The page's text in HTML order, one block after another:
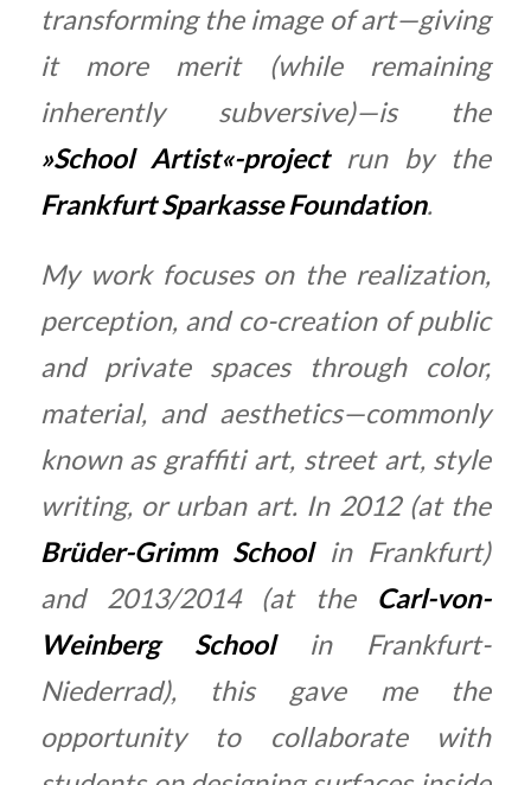
transforming the image of art—giving
it more merit (while remaining
inherently subversive)—is the
»School Artist«-projectrun by the
Frankfurt Sparkasse Foundation.
My work focuses on the realization,
perception, and co-creation of public
and private spaces through color,
material, and aesthetics—commonly
known as graffiti art, street art, style
writing, or urban art. In 2012 (at the
Brüder-Grimm Schoolin Frankfurt)
and 2013/2014 (at theCarl-von-
Weinberg Schoolin Frankfurt-
Niederrad), this gave me the
opportunity to collaborate with